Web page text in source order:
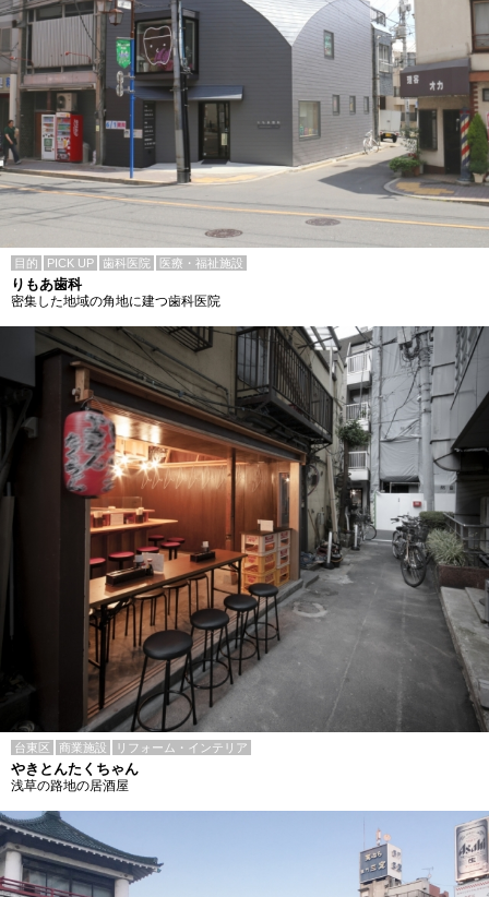
目的 PICK UP 歯科医院 医療・福祉施設
りもあ歯科
密集した地域の角地に建つ歯科医院
台東区 商業施設 リフォーム・インテリア
やきとんたくちゃん
浅草の路地の居酒屋